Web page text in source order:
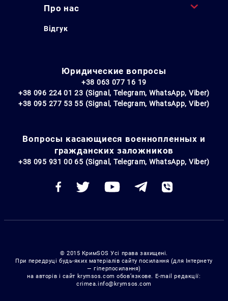
Про нас
Відгук
Юридические вопросы
+38 063 077 16 19
+38 096 224 01 23 (Signal, Telegram, WhatsApp, Viber)
+38 095 277 53 55 (Signal, Telegram, WhatsApp, Viber)
Вопросы касающиеся военнопленных и
гражданских заложников
+38 095 931 00 65 (Signal, Telegram, WhatsApp, Viber)
© 2015 КримSOS Усі права захищені.
При передруці будь-яких матеріалів сайту посилання (для Інтернету
— гіперпосилання)
на авторів і сайт krymsos.com обов’язкове. E-mail редакції:
crimea.info@krymsos.com